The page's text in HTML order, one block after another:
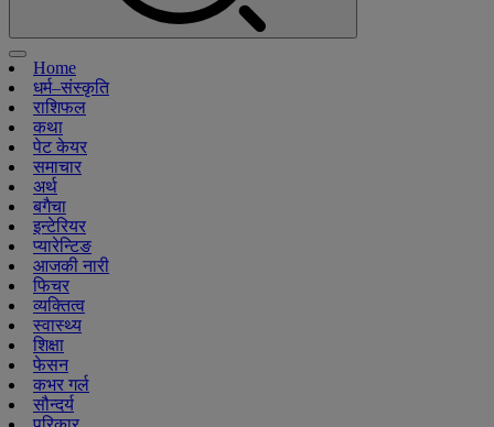
Home
धर्म–संस्कृति
राशिफल
कथा
पेट केयर
समाचार
अर्थ
बगैचा
इन्टेरियर
प्यारेन्टिङ
आजकी नारी
फिचर
व्यक्तित्व
स्वास्थ्य
शिक्षा
फेसन
कभर गर्ल
सौन्दर्य